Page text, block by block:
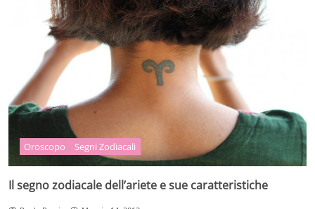
Oroscopo Segni Zodiacali
Il segno zodiacale dell’ariete e sue caratteristiche